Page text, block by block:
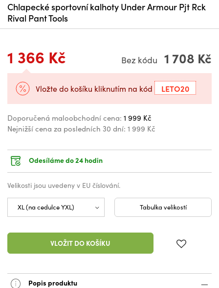
Chlapecké sportovní kalhoty Under Armour Pjt Rck
Rival Pant Tools
1 366 Kč Bez kódu 1 708 Kč
Vložte do košíku kliknutím na kód LETO20
Doporučená maloobchodní cena: 1 999 Kč
Nejnižší cena za posledních 30 dní: 1 999 Kč
Odesíláme do 24 hodin
Velikosti jsou uvedeny v EU číslování.
Tabulka velikostí
VLOŽIT DO KOŠÍKU
Popis produktu